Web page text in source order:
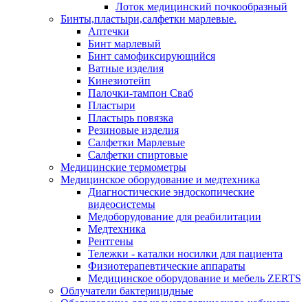
Лоток медицинский почкообразный
Бинты,пластыри,салфетки марлевые.
Аптечки
Бинт марлевый
Бинт самофиксирующийся
Ватные изделия
Кинезиотейп
Палочки-тампон Сваб
Пластыри
Пластырь повязка
Резиновые изделия
Салфетки Марлевые
Салфетки спиртовые
Медицинские термометры
Медицинское оборудование и медтехника
Диагностические эндоскопические
видеосистемы
Медоборудование для реабилитации
Медтехника
Рентгены
Тележки - каталки носилки для пациента
Физиотерапевтические аппараты
Медицинское оборудование и мебель ZERTS
Облучатели бактерицидные